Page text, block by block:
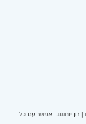
| רון יוחננוב  אפשר עם כל